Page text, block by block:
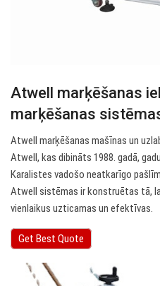
Atwell marķēšanas
marķēšanas
Atwell marķēšanas mašīnas un
Atwell, kas dibināts 1988. gadā,
Karalistes vadošo neatkarīgo
Atwell sistēmas ir konstruētas tā,
vienlaikus uzticamas un efektīvas.
Get Best Quote